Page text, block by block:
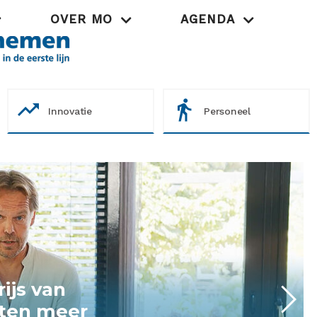
OVER MO AGENDA
trending_up Innovatie directions_walk Personeel
risico's in de